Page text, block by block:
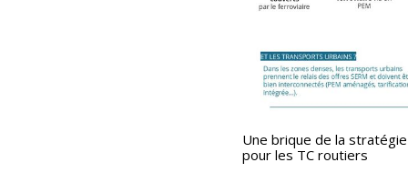
Une brique de la
pour les TC routiers